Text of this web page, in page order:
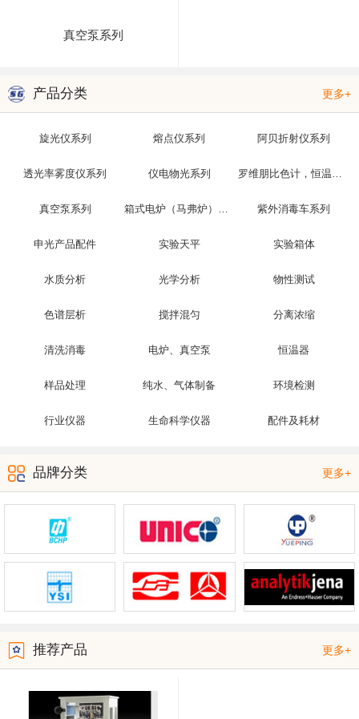
真空泵系列
产品分类 更多+
旋光仪系列 熔点仪系列 阿贝折射仪系列
透光率雾度仪系列 仪电物光系列 罗维朋比色计，恒温槽，光泽度仪
真空泵系列 箱式电炉（马弗炉）系列 紫外消毒车系列
申光产品配件 实验天平 实验箱体
水质分析 光学分析 物性测试
色谱层析 搅拌混匀 分离浓缩
清洗消毒 电炉、真空泵 恒温器
样品处理 纯水、气体制备 环境检测
行业仪器 生命科学仪器 配件及耗材
品牌分类 更多+
推荐产品 更多+